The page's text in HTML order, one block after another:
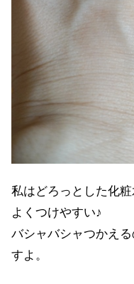
私はどろっとした化
よくつけやすい♪
バシャバシャつかえ
すよ。